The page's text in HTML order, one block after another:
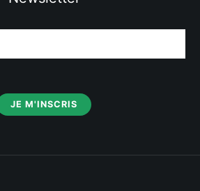
JE M'INSCRIS